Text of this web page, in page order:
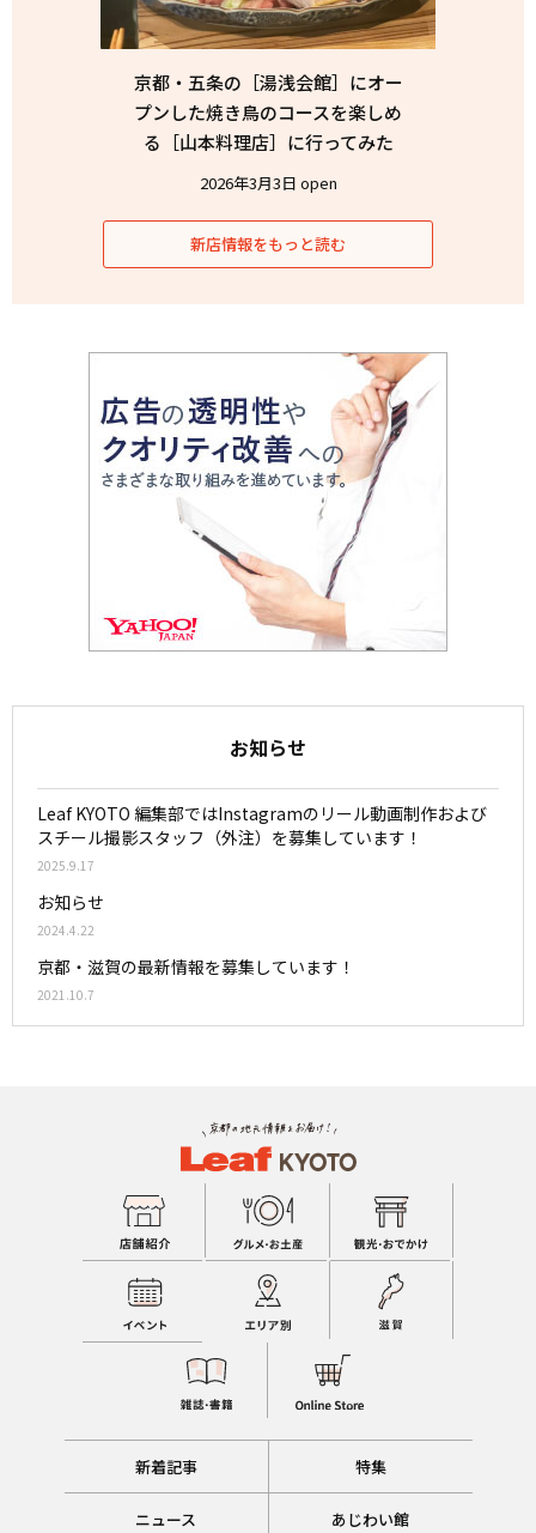
京都・五条の［湯浅会館］にオー
プンした焼き鳥のコースを楽しめ
る［山本料理店］に行ってみた
2026年3月3日 open
新店情報をもっと読む
お知らせ
Leaf KYOTO 編集部ではInstagramのリール動画制作および
スチール撮影スタッフ（外注）を募集しています！
2025.9.17
お知らせ
2024.4.22
京都・滋賀の最新情報を募集しています！
2021.10.7
新着記事 特集
ニュース あじわい館